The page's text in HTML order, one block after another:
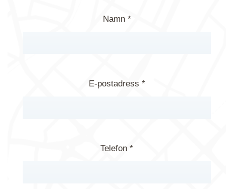
Namn *
E-postadress *
Telefon *